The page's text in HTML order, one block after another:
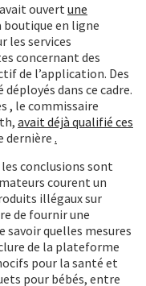
ouvertune
boutique en ligne
les services
concernant des
de l’application. Des
dans ce cadre.
, le commissaire
avait déjà qualifié ces
dernière .
conclusions sont
courent un
illégaux sur
de fournir une
savoir quelles mesures
de la plateforme
pour la santé et
pour bébés, entre